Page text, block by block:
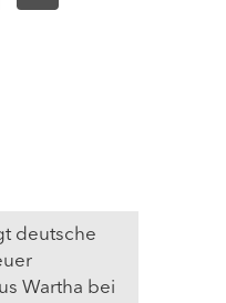
deutsche
Wartha bei